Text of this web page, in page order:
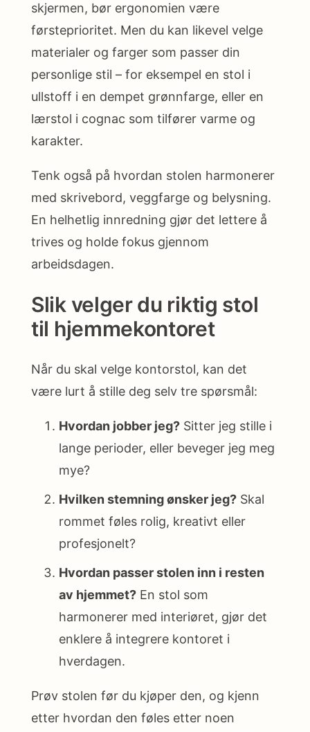
skjermen, bør ergonomien være
førsteprioritet. Men du kan likevel velge
materialer og farger som passer din
personlige stil – for eksempel en stol i
ullstoff i en dempet grønnfarge, eller en
lærstol i cognac som tilfører varme og
karakter.
Tenk også på hvordan stolen harmonerer
med skrivebord, veggfarge og belysning.
En helhetlig innredning gjør det lettere å
trives og holde fokus gjennom
arbeidsdagen.
Slik velger du riktig stol
til hjemmekontoret
Når du skal velge kontorstol, kan det
være lurt å stille deg selv tre spørsmål:
Hvordan jobber jeg? Sitter jeg stille i
lange perioder, eller beveger jeg meg
mye?
Hvilken stemning ønsker jeg? Skal
rommet føles rolig, kreativt eller
profesjonelt?
Hvordan passer stolen inn i resten
av hjemmet? En stol som
harmonerer med interiøret, gjør det
enklere å integrere kontoret i
hverdagen.
Prøv stolen før du kjøper den, og kjenn
etter hvordan den føles etter noen